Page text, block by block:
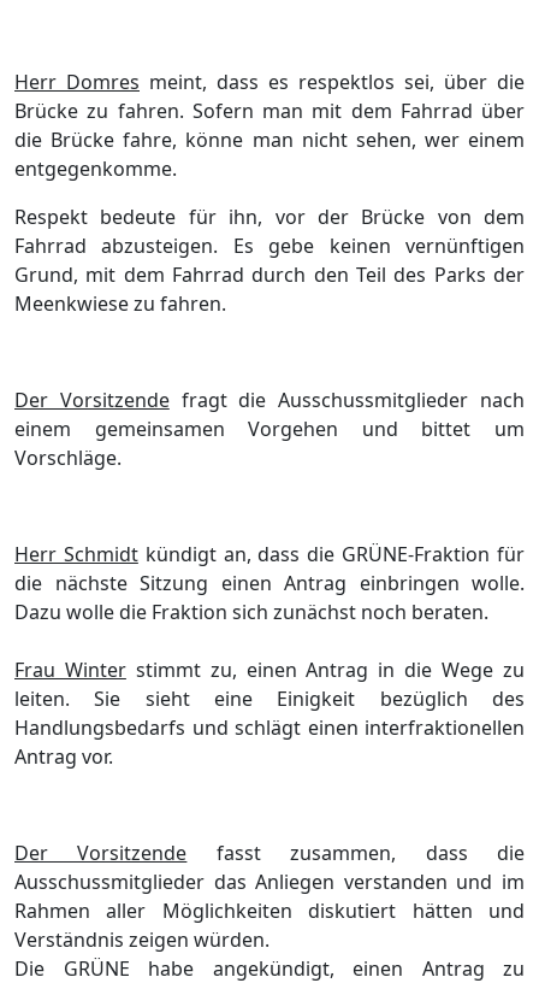
Herr Domres meint, dass es respektlos sei, über die
Brücke zu fahren. Sofern man mit dem Fahrrad über
die Brücke fahre, könne man nicht sehen, wer einem
entgegenkomme.
Respekt bedeute für ihn, vor der Brücke von dem
Fahrrad abzusteigen. Es gebe keinen vernünftigen
Grund, mit dem Fahrrad durch den Teil des Parks der
Meenkwiese zu fahren.
Der Vorsitzendefragt die Ausschussmitglieder nach
einem gemeinsamen Vorgehen und bittet um
Vorschläge.
Herr Schmidtkündigt an, dass die GRÜNE-Fraktion für
die nächste Sitzung einen Antrag einbringen wolle.
Dazu wolle die Fraktion sich zunächst noch beraten.
Frau Winterstimmt zu, einen Antrag in die Wege zu
leiten. Sie sieht eine Einigkeit bezüglich des
Handlungsbedarfs und schlägt einen interfraktionellen
Antrag vor.
Der Vorsitzende fasst zusammen, dass die
Ausschussmitglieder das Anliegen verstanden und im
Rahmen aller Möglichkeiten diskutiert hätten und
Verständnis zeigen würden.
Die GRÜNE habe angekündigt, einen Antrag zu